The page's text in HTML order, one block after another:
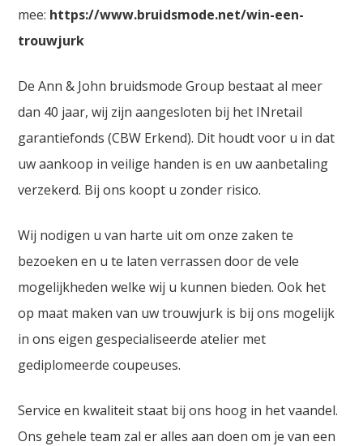
mee: https://www.bruidsmode.net/win-een-
trouwjurk
De Ann & John bruidsmode Group bestaat al meer
dan 40 jaar, wij zijn aangesloten bij het INretail
garantiefonds (CBW Erkend). Dit houdt voor u in dat
uw aankoop in veilige handen is en uw aanbetaling
verzekerd. Bij ons koopt u zonder risico.
Wij nodigen u van harte uit om onze zaken te
bezoeken en u te laten verrassen door de vele
mogelijkheden welke wij u kunnen bieden. Ook het
op maat maken van uw trouwjurk is bij ons mogelijk
in ons eigen gespecialiseerde atelier met
gediplomeerde coupeuses.
Service en kwaliteit staat bij ons hoog in het vaandel.
Ons gehele team zal er alles aan doen om je van een